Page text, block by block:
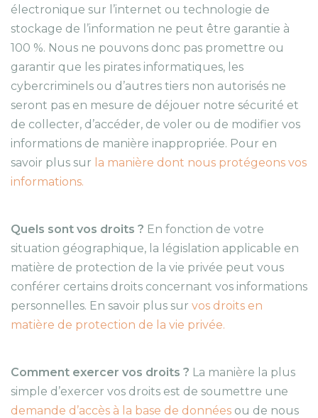
électronique sur l’internet ou technologie de
stockage de l’information ne peut être garantie à
100 %. Nous ne pouvons donc pas promettre ou
garantir que les pirates informatiques, les
cybercriminels ou d’autres tiers non autorisés ne
seront pas en mesure de déjouer notre sécurité et
de collecter, d’accéder, de voler ou de modifier vos
informations de manière inappropriée. Pour en
savoir plus sur la manière dont nous protégeons vos
informations.
Quels sont vos droits ? En fonction de votre
situation géographique, la législation applicable en
matière de protection de la vie privée peut vous
conférer certains droits concernant vos informations
personnelles. En savoir plus sur vos droits en
matière de protection de la vie privée.
Comment exercer vos droits ? La manière la plus
simple d’exercer vos droits est de soumettre une
demande d’accès à la base de données ou de nous